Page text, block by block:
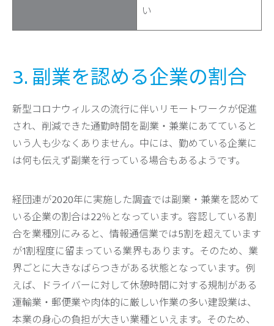
い
3. 副業を認める企業の割合
新型コロナウィルスの流行に伴いリモートワークが促進
され、削減できた通勤時間を副業・兼業にあてていると
いう人も少なくありません。中には、勤めている企業に
は何も伝えず副業を行っている場合もあるようです。
経団連が2020年に実施した調査では副業・兼業を認めて
いる企業の割合は22％となっています。容認している割
合を業種別にみると、情報通信業では5割を超えています
が1割程度に留まっている業界もあります。そのため、業
界ごとに大きなばらつきがある状態となっています。例
えば、ドライバーに対して休憩時間に対する規制がある
運輸業・郵便業や肉体的に厳しい作業の多い建設業は、
本業の身心の負担が大きい業種といえます。そのため、